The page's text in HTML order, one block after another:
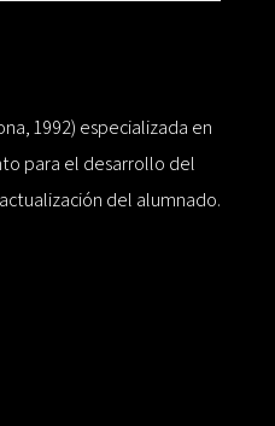
1992) especializada en
para el desarrollo del
del alumnado.